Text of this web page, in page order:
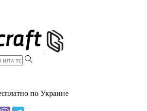
по Украине